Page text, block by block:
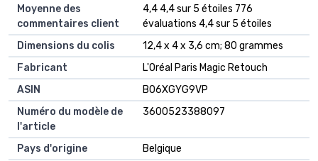
Moyenne des
commentaires client
4,4 4,4 sur 5 étoiles 776
évaluations 4,4 sur 5 étoiles
Dimensions du colis
12,4 x 4 x 3,6 cm; 80 grammes
Fabricant
L'Oréal Paris Magic Retouch
ASIN
B06XGYG9VP
Numéro du modèle de
l'article
3600523388097
Pays d'origine
Belgique